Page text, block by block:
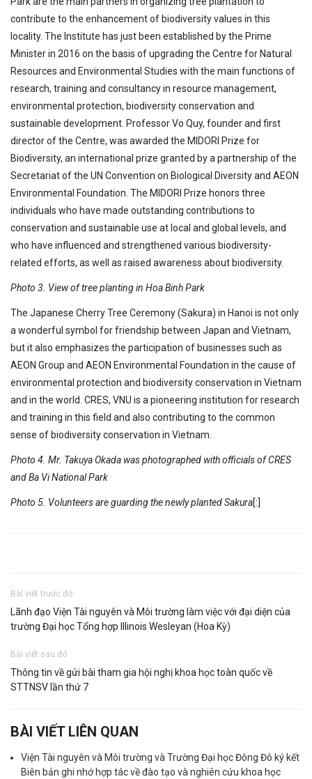
contribute to the enhancement of biodiversity values in this
locality. The Institute has just been established by the Prime
Minister in 2016 on the basis of upgrading the Centre for Natural
Resources and Environmental Studies with the main functions of
research, training and consultancy in resource management,
environmental protection, biodiversity conservation and
sustainable development. Professor Vo Quy, founder and first
director of the Centre, was awarded the MIDORI Prize for
Biodiversity, an international prize granted by a partnership of the
Secretariat of the UN Convention on Biological Diversity and AEON
Environmental Foundation. The MIDORI Prize honors three
individuals who have made outstanding contributions to
conservation and sustainable use at local and global levels, and
who have influenced and strengthened various biodiversity-
related efforts, as well as raised awareness about biodiversity.
Photo 3. View of tree planting in Hoa Binh Park
The Japanese Cherry Tree Ceremony (Sakura) in Hanoi is not only
a wonderful symbol for friendship between Japan and Vietnam,
but it also emphasizes the participation of businesses such as
AEON Group and AEON Environmental Foundation in the cause of
environmental protection and biodiversity conservation in Vietnam
and in the world. CRES, VNU is a pioneering institution for research
and training in this field and also contributing to the common
sense of biodiversity conservation in Vietnam.
Photo 4. Mr. Takuya Okada was photographed with officials of CRES
and Ba Vi National Park
Photo 5. Volunteers are guarding the newly planted Sakura[:]
Bài viết trước đó
Lãnh đạo Viện Tài nguyên và Môi trường làm việc với đại diện của
trường Đại học Tổng hợp Illinois Wesleyan (Hoa Kỳ)
Bài viết sau đó
Thông tin về gửi bài tham gia hội nghị khoa học toàn quốc về
STTNSV lần thứ 7
BÀI VIẾT LIÊN QUAN
Viện Tài nguyên và Môi trường và Trường Đại học Đông Đô ký kết
Biên bản ghi nhớ hợp tác về đào tạo và nghiên cứu khoa học